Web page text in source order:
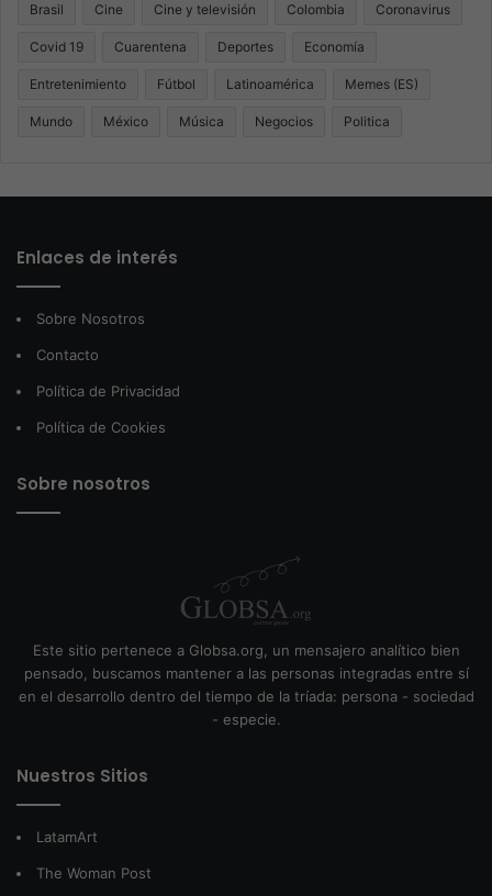
Brasil Cine Cine y televisión Colombia Coronavirus
Covid 19 Cuarentena Deportes Economía
Entretenimiento Fútbol Latinoamérica Memes (ES)
Mundo México Música Negocios Politica
Enlaces de interés
Sobre Nosotros
Contacto
Política de Privacidad
Política de Cookies
Sobre nosotros
Este sitio pertenece a Globsa.org, un mensajero analítico bien
pensado, buscamos mantener a las personas integradas entre sí
en el desarrollo dentro del tiempo de la tríada: persona - sociedad
- especie.
Nuestros Sitios
LatamArt
The Woman Post